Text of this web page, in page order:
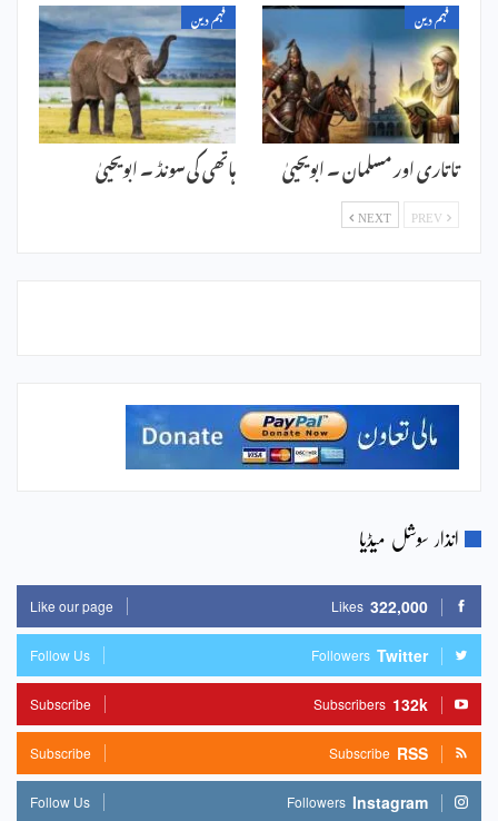
فہم دین
تاتاری اور مسلمان ۔ ابویحییٰ
فہم دین
ہاتھی کی سونڈ ۔ ابویحییٰ
NEXT
انذار سوشل میڈیا
322,000
Likes
Like our page
Twitter
Followers
Follow Us
132k
Subscribers
Subscribe
RSS
Subscribe
Subscribe
Instagram
Followers
Follow Us